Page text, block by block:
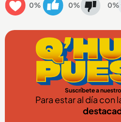
0% 0% 0%
Suscríbete a
Para estar al día con